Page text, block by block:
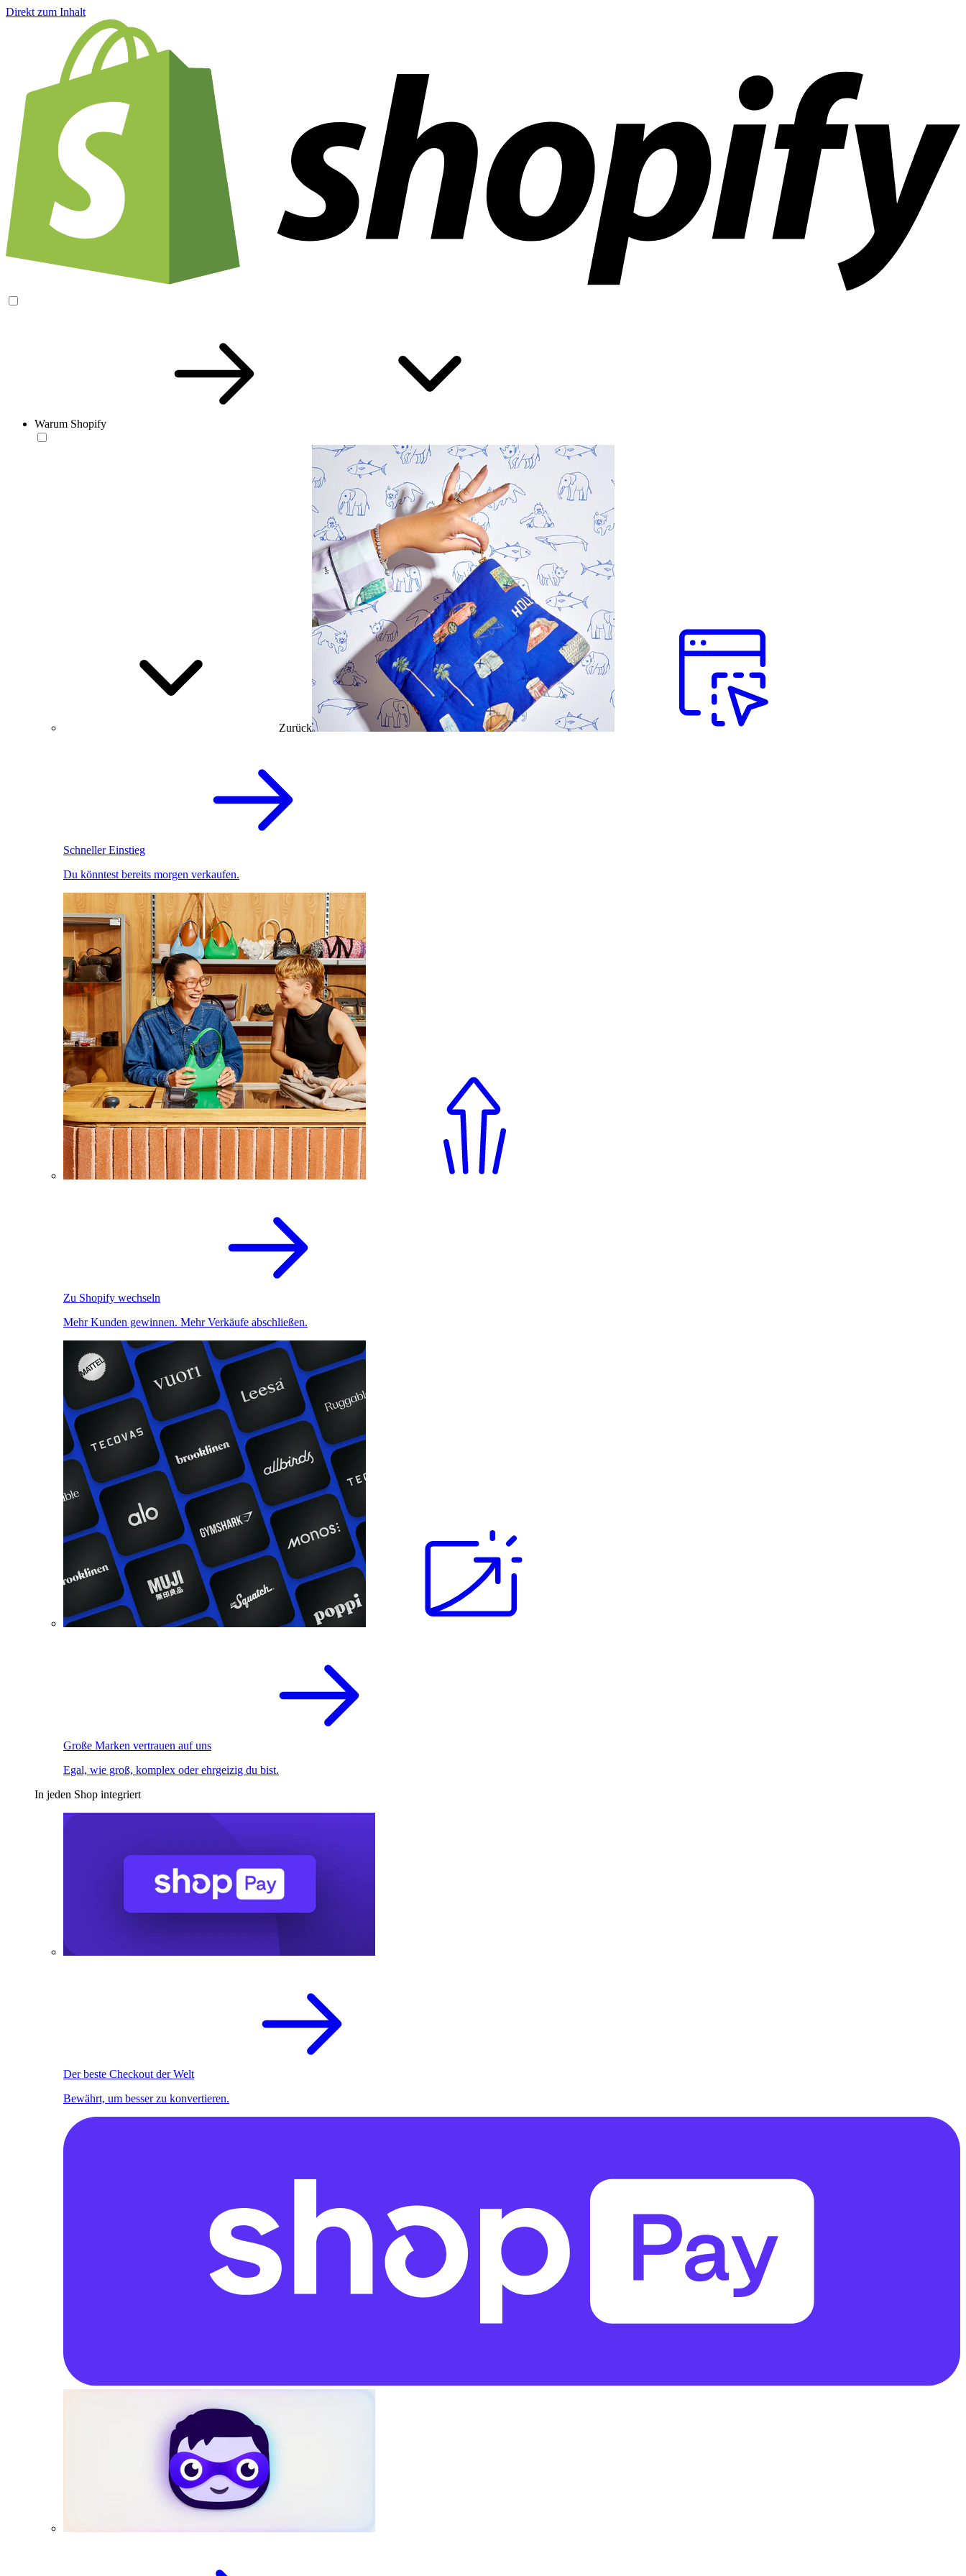
Direkt zum Inhalt
Warum Shopify
Zurück
Schneller Einstieg
Du könntest bereits morgen verkaufen.
Zu Shopify wechseln
Mehr Kunden gewinnen. Mehr Verkäufe abschließen.
Große Marken vertrauen auf uns
Egal, wie groß, komplex oder ehrgeizig du bist.
In jeden Shop integriert
Der beste Checkout der Welt
Bewährt, um besser zu konvertieren.